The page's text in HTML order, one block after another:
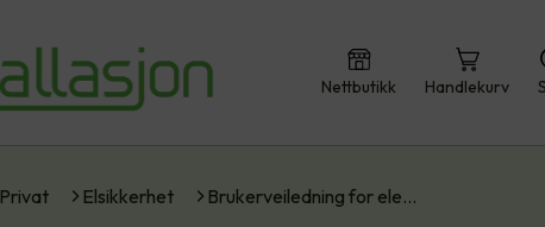
Nettbutikk Handlekurv
Privat Elsikkerhet Brukerveiledning for ele…